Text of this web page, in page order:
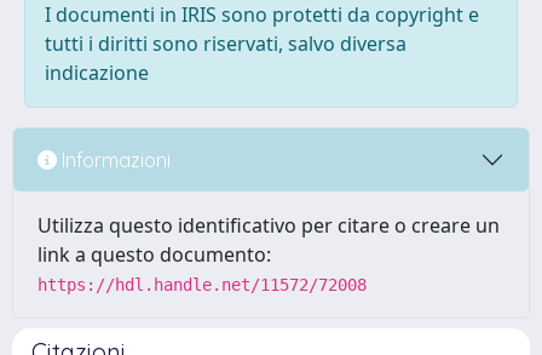
I documenti in IRIS sono protetti da copyright e
tutti i diritti sono riservati, salvo diversa
indicazione
Informazioni
Utilizza questo identificativo per citare o creare un
link a questo documento:
https://hdl.handle.net/11572/72008